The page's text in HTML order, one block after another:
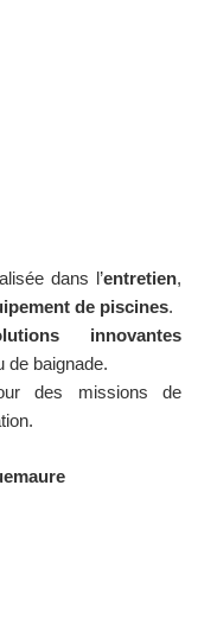
dans l’entretien,
de piscines.
innovantes
de baignade.
des missions de